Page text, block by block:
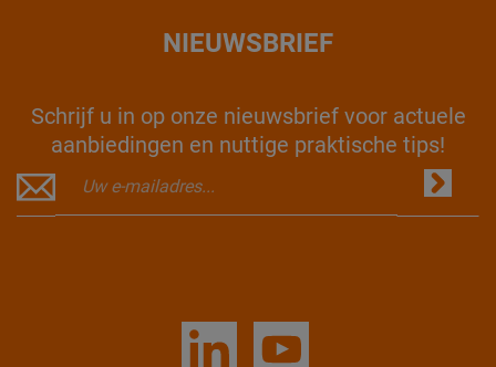
NIEUWSBRIEF
Schrijf u in op onze nieuwsbrief voor actuele
aanbiedingen en nuttige praktische tips!